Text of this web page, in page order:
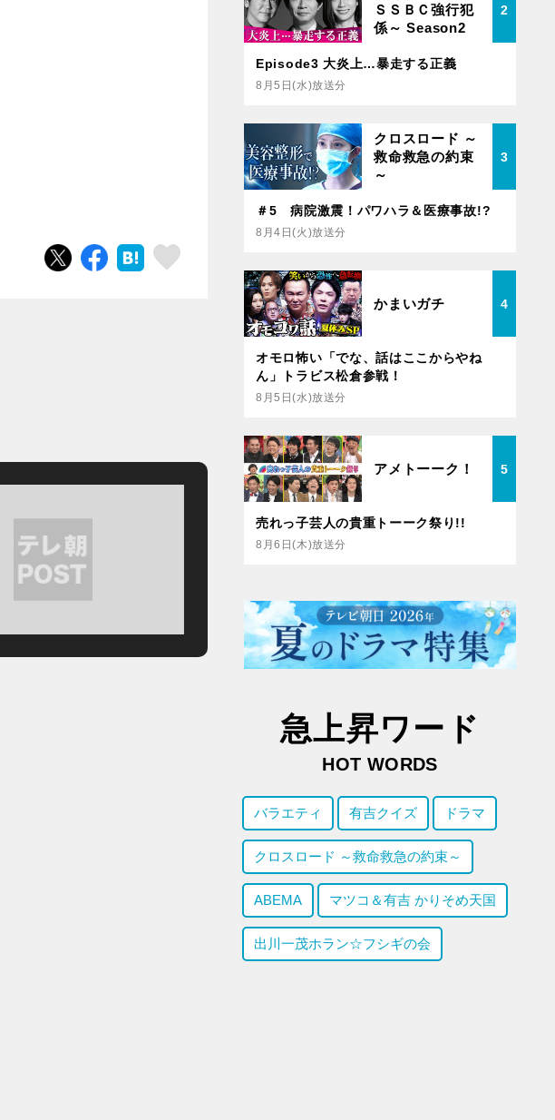
ツイートシェア はてブ
ＳＳＢＣ強行犯
係～ Season2
2
Episode3 大炎上…暴走する正義
8月5日(水)放送分
クロスロード ～
救命救急の約束
～
3
＃5 病院激震！パワハラ＆医療事故!?
8月4日(火)放送分
かまいガチ 4
オモロ怖い「でな、話はここからやね
ん」トラビス松倉参戦！
8月5日(水)放送分
アメトーーク！ 5
売れっ子芸人の貴重トーーク祭り!!
8月6日(木)放送分
急上昇ワード
HOT WORDS
バラエティ 有吉クイズ ドラマ
クロスロード ～救命救急の約束～
ABEMA マツコ＆有吉 かりそめ天国
出川一茂ホラン☆フシギの会